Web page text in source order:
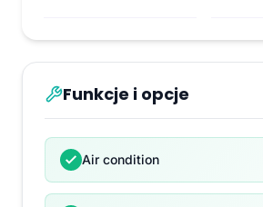
Funkcje i opcje
Air condition